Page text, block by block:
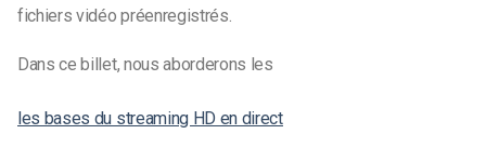
fichiers vidéo préenregistrés.
Dans ce billet, nous aborderons les
les bases du streaming HD en direct